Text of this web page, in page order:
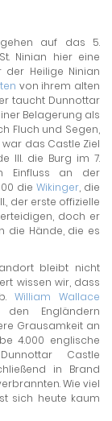
auf das 5.
Ninian hier eine
der Heilige Ninian
von ihrem alten
taucht Dunnottar
Belagerung als
Fluch und Segen,
das Castle Ziel
III. die Burg im 7.
Einfluss an der
dieWikinger, die
der erste offizielle
doch er
die Hände, die es
bleibt nicht
wissen wir, dass
William Wallace
Engländern
Grausamkeit an
4.000 englische
Castle
in Brand
Wie viel
sich heute kaum